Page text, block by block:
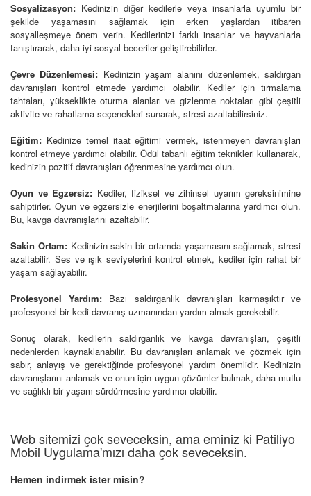
Sosyalizasyon: Kedinizin diğer kedilerle veya insanlarla uyumlu bir
şekilde yaşamasını sağlamak için erken yaşlardan itibaren
sosyalleşmeye önem verin. Kedilerinizi farklı insanlar ve hayvanlarla
tanıştırarak, daha iyi sosyal beceriler geliştirebilirler.
Çevre Düzenlemesi: Kedinizin yaşam alanını düzenlemek, saldırgan
davranışları kontrol etmede yardımcı olabilir. Kediler için tırmalama
tahtaları, yükseklikte oturma alanları ve gizlenme noktaları gibi çeşitli
aktivite ve rahatlama seçenekleri sunarak, stresi azaltabilirsiniz.
Eğitim: Kedinize temel itaat eğitimi vermek, istenmeyen davranışları
kontrol etmeye yardımcı olabilir. Ödül tabanlı eğitim teknikleri kullanarak,
kedinizin pozitif davranışları öğrenmesine yardımcı olun.
Oyun ve Egzersiz: Kediler, fiziksel ve zihinsel uyarım gereksinimine
sahiptirler. Oyun ve egzersizle enerjilerini boşaltmalarına yardımcı olun.
Bu, kavga davranışlarını azaltabilir.
Sakin Ortam:Kedinizin sakin bir ortamda yaşamasını sağlamak, stresi
azaltabilir. Ses ve ışık seviyelerini kontrol etmek, kediler için rahat bir
yaşam sağlayabilir.
Profesyonel Yardım: Bazı saldırganlık davranışları karmaşıktır ve
profesyonel bir kedi davranış uzmanından yardım almak gerekebilir.
Sonuç olarak, kedilerin saldırganlık ve kavga davranışları, çeşitli
nedenlerden kaynaklanabilir. Bu davranışları anlamak ve çözmek için
sabır, anlayış ve gerektiğinde profesyonel yardım önemlidir. Kedinizin
davranışlarını anlamak ve onun için uygun çözümler bulmak, daha mutlu
ve sağlıklı bir yaşam sürdürmesine yardımcı olabilir.
Web sitemizi çok seveceksin, ama eminiz ki Patiliyo
Mobil Uygulama'mızı daha çok seveceksin.
Hemen indirmek ister misin?